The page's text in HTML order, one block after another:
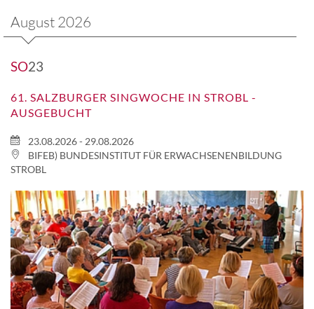
August 2026
SO23
61. SALZBURGER SINGWOCHE IN STROBL -
AUSGEBUCHT
23.08.2026 - 29.08.2026
BIFEB) BUNDESINSTITUT FÜR ERWACHSENENBILDUNG
STROBL